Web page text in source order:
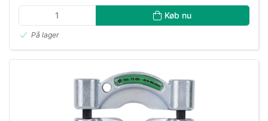
Køb nu
På lager